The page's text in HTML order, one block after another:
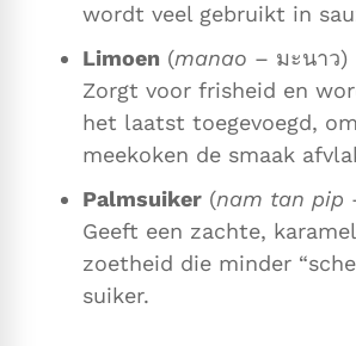
wordt veel gebruikt in
Limoen (manao – มะนาว)
Zorgt voor frisheid en
het laatst toegevoegd,
meekoken de smaak
Palmsuiker (nam tan pip
Geeft een zachte,
zoetheid die minder
suiker.